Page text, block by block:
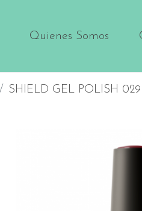
Quienes Somos
SHIELD GEL POLISH